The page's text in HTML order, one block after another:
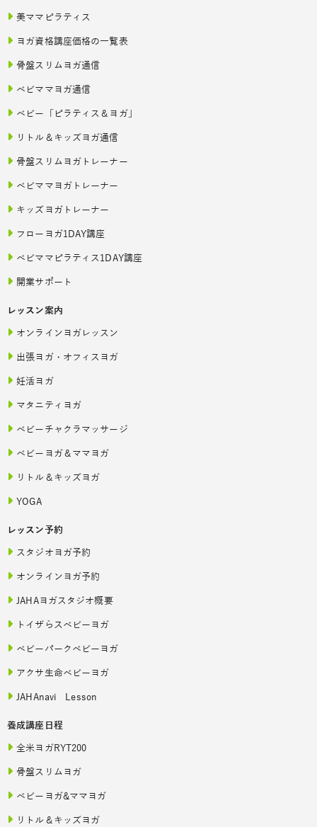
美ママピラティス
ヨガ資格講座価格の一覧表
骨盤スリムヨガ通信
ベビママヨガ通信
ベビー「ピラティス＆ヨガ」
リトル＆キッズヨガ通信
骨盤スリムヨガトレーナー
ベビママヨガトレーナー
キッズヨガトレーナー
フローヨガ1DAY講座
ベビママピラティス1DAY講座
開業サポート
レッスン案内
オンラインヨガレッスン
出張ヨガ・オフィスヨガ
妊活ヨガ
マタニティヨガ
ベビーチャクラマッサージ
ベビーヨガ＆ママヨガ
リトル＆キッズヨガ
YOGA
レッスン予約
スタジオヨガ予約
オンラインヨガ予約
JAHAヨガスタジオ概要
トイザらスベビーヨガ
ベビーパークベビーヨガ
アクサ生命ベビーヨガ
JAHAnavi Lesson
養成講座日程
全米ヨガRYT200
骨盤スリムヨガ
ベビーヨガ&ママヨガ
リトル＆キッズヨガ